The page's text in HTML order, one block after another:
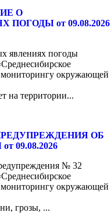
О
от 09.08.2026
явлениях погоды
мониторингу окружающей
на территории...
ОБ
09.08.2026
№ 32
мониторингу окружающей
грозы, ...